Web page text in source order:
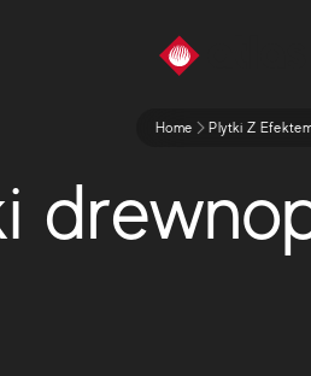
Home